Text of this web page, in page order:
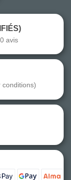
avis
conditions)